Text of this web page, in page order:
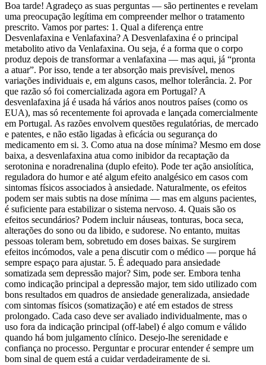
Boa tarde! Agradeço as suas perguntas — são pertinentes e revelam
uma preocupação legítima em compreender melhor o tratamento
prescrito. Vamos por partes: 1. Qual a diferença entre
Desvenlafaxina e Venlafaxina? A Desvenlafaxina é o principal
metabolito ativo da Venlafaxina. Ou seja, é a forma que o corpo
produz depois de transformar a venlafaxina — mas aqui, já “pronta
a atuar”. Por isso, tende a ter absorção mais previsível, menos
variações individuais e, em alguns casos, melhor tolerância. 2. Por
que razão só foi comercializada agora em Portugal? A
desvenlafaxina já é usada há vários anos noutros países (como os
EUA), mas só recentemente foi aprovada e lançada comercialmente
em Portugal. As razões envolvem questões regulatórias, de mercado
e patentes, e não estão ligadas à eficácia ou segurança do
medicamento em si. 3. Como atua na dose mínima? Mesmo em dose
baixa, a desvenlafaxina atua como inibidor da recaptação da
serotonina e noradrenalina (duplo efeito). Pode ter ação ansiolítica,
reguladora do humor e até algum efeito analgésico em casos com
sintomas físicos associados à ansiedade. Naturalmente, os efeitos
podem ser mais subtis na dose mínima — mas em alguns pacientes,
é suficiente para estabilizar o sistema nervoso. 4. Quais são os
efeitos secundários? Podem incluir náuseas, tonturas, boca seca,
alterações do sono ou da libido, e sudorese. No entanto, muitas
pessoas toleram bem, sobretudo em doses baixas. Se surgirem
efeitos incómodos, vale a pena discutir com o médico — porque há
sempre espaço para ajustar. 5. É adequado para ansiedade
somatizada sem depressão major? Sim, pode ser. Embora tenha
como indicação principal a depressão major, tem sido utilizado com
bons resultados em quadros de ansiedade generalizada, ansiedade
com sintomas físicos (somatização) e até em estados de stress
prolongado. Cada caso deve ser avaliado individualmente, mas o
uso fora da indicação principal (off-label) é algo comum e válido
quando há bom julgamento clínico. Desejo-lhe serenidade e
confiança no processo. Perguntar e procurar entender é sempre um
bom sinal de quem está a cuidar verdadeiramente de si.